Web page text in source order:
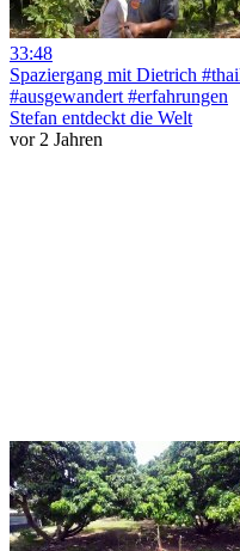
33:48
Spaziergang mit Dietrich
#ausgewandert #erfahrungen
Stefan entdeckt die Welt
vor 2 Jahren